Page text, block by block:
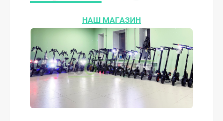
НАШ МАГАЗИН